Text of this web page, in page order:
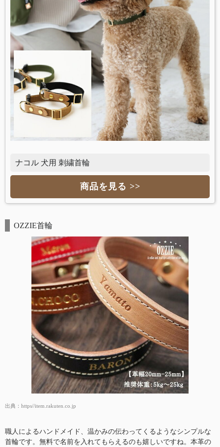
ナコル 犬用 刺繍首輪
商品を見る >>
OZZIE首輪
出典： https//item.rakuten.co.jp
職人によるハンドメイド、温かみの伝わってくるようなシンプルな
首輪です。無料で名前を入れてもらえるのも嬉しいですね。本革の